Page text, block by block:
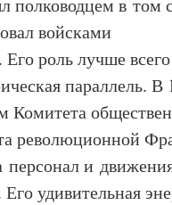
войсками
Его роль лучше всего
параллель. В
Комитета
революционной
персонал и
удивительная